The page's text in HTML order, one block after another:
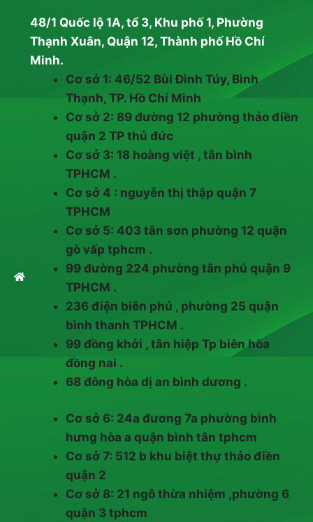
48/1 Quốc lộ 1A, tổ 3, Khu phố 1, Phường
Thạnh Xuân, Quận 12, Thành phố Hồ Chí
Minh.
Cơ sở 1: 46/52 Bùi Đình Túy, Bình
Thạnh, TP. Hồ Chí Minh
Cơ sở 2: 89 đường 12 phường thảo điền
quận 2 TP thủ đức
Cơ sở 3: 18 hoàng việt , tân bình
TPHCM .
Cơ sở 4 : nguyễn thị thập quận 7
TPHCM
Cơ sở 5: 403 tân sơn phường 12 quận
gò vấp tphcm .
99 đường 224 phường tân phú quận 9
TPHCM .
236 điện biên phủ , phường 25 quận
bình thanh TPHCM .
99 đồng khởi , tân hiệp Tp biên hòa
đồng nai .
68 đông hòa dị an bình dương .
Cơ sở 6: 24a đương 7a phường bình
hưng hòa a quận bình tân tphcm
Cơ sở 7: 512 b khu biệt thự thảo điền
quận 2
Cơ sở 8: 21 ngô thừa nhiệm ,phường 6
quận 3 tphcm